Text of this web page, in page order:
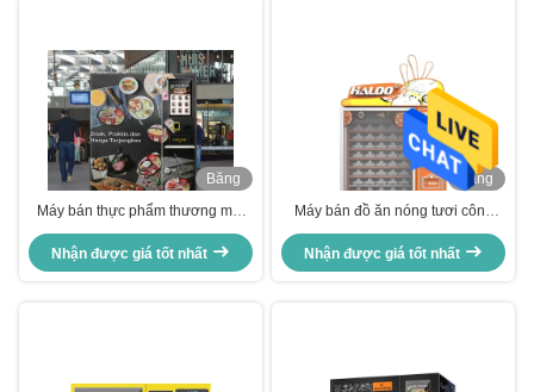
Băng
Máy bán thực phẩm thương mại
với công suất 6000W vi sóng
Nhận được giá tốt nhất
Băng
hình
Máy bán đồ ăn nóng tươi công
suất lớn với lò vi sóng kép
Nhận được giá tốt nhất